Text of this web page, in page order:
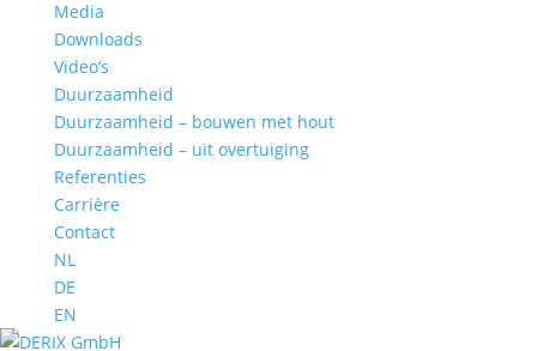
Media
Downloads
Video‘s
Duurzaamheid
Duurzaamheid – bouwen met hout
Duurzaamheid – uit overtuiging
Referenties
Carrière
Contact
NL
DE
EN